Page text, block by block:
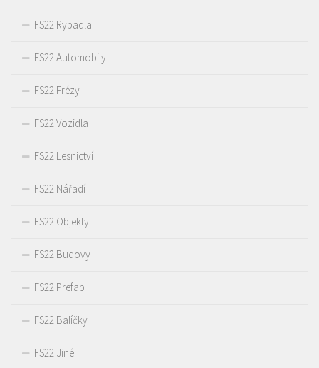
FS22 Rypadla
FS22 Automobily
FS22 Frézy
FS22 Vozidla
FS22 Lesnictví
FS22 Nářadí
FS22 Objekty
FS22 Budovy
FS22 Prefab
FS22 Balíčky
FS22 Jiné